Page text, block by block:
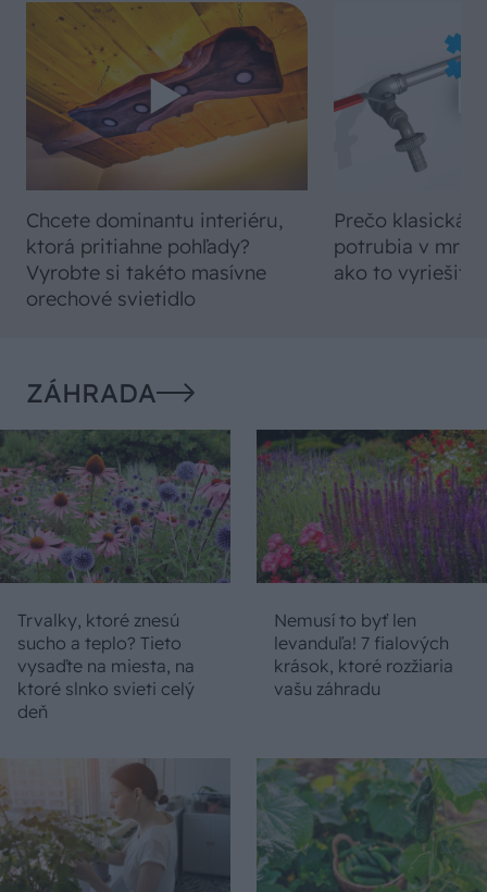
Chcete dominantu interiéru,
ktorá pritiahne pohľady?
Vyrobte si takéto masívne
orechové svietidlo
Prečo klasická
potrubia v
ako to vyriešiť
ZÁHRADA
Trvalky, ktoré znesú
sucho a teplo? Tieto
vysaďte na miesta, na
ktoré slnko svieti celý
deň
Nemusí to byť len
levanduľa! 7 fialových
krások, ktoré rozžiaria
vašu záhradu